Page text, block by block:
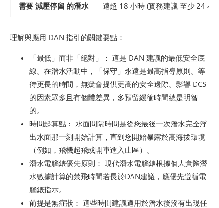
需要 減壓停留 的潛水 遠超 18 小時 (實務建議 至少 24 小
理解與應用 DAN 指引的關鍵要點：
「最低」而非「絕對」： 這是 DAN 建議的最低安全底
線。在潛水活動中，「保守」永遠是最高指導原則。等
待更長的時間，無疑會提供更高的安全邊際。影響 DCS
的因素眾多且有個體差異，多預留緩衝時間總是明智
的。
時間起算點： 水面間隔時間是從您最後一次潛水完全浮
出水面那一刻開始計算，直到您開始暴露於高海拔環境
（例如，飛機起飛或開車進入山區）。
潛水電腦錶優先原則： 現代潛水電腦錶根據個人實際潛
水數據計算的禁飛時間若長於DAN建議，應優先遵循電
腦錶指示。
前提是無症狀： 這些時間建議適用於潛水後沒有出現任